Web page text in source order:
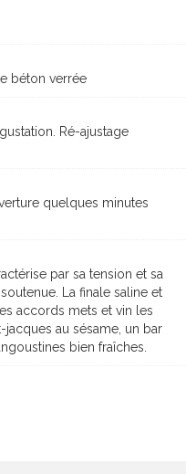
béton verrée
Ré-ajustage
quelques minutes
par sa tension et sa
La finale saline et
accords mets et vin les
au sésame, un bar
bien fraîches.